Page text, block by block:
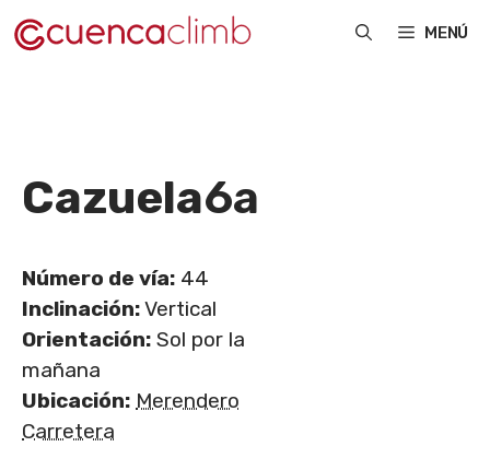
Saltar
al
MENÚ
Cazuela6a
Número de vía: 44
Inclinación:Vertical
Orientación: Sol por la
mañana
Ubicación: Merendero
Carretera